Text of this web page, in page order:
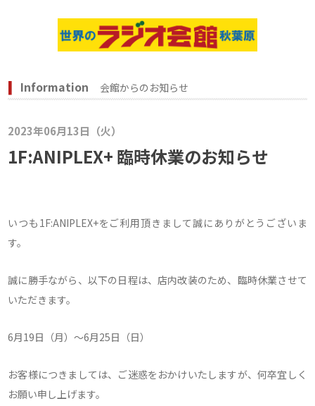
Information 会館からのお知らせ
2023年06月13日（火）
1F:ANIPLEX+ 臨時休業のお知らせ
いつも1F:ANIPLEX+をご利用頂きまして誠にありがとうございま
す。
誠に勝手ながら、以下の日程は、店内改装のため、臨時休業させて
いただきます。
6月19日（月）～6月25日（日）
お客様につきましては、ご迷惑をおかけいたしますが、何卒宜しく
お願い申し上げます。